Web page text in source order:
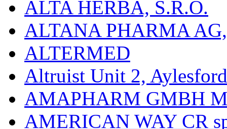
ALTA HERBA, S.R.O.
ALTANA PHARMA
ALTERMED
Altruist Unit 2, Aylesford
AMAPHARM GMBH
AMERICAN WAY CR